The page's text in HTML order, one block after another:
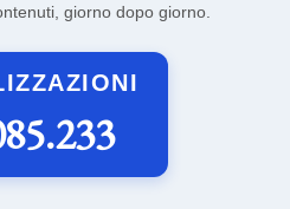
giorno dopo giorno.